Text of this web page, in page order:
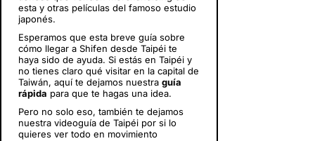
esta y otras películas del famoso estudio
japonés.
Esperamos que esta breve guía sobre
cómo llegar a Shifen desde Taipéi te
haya sido de ayuda. Si estás en Taipéi y
no tienes claro qué visitar en la capital de
Taiwán, aquí te dejamos nuestra guía
rápida para que te hagas una idea.
Pero no solo eso, también te dejamos
nuestra videoguía de Taipéi por si lo
quieres ver todo en movimiento